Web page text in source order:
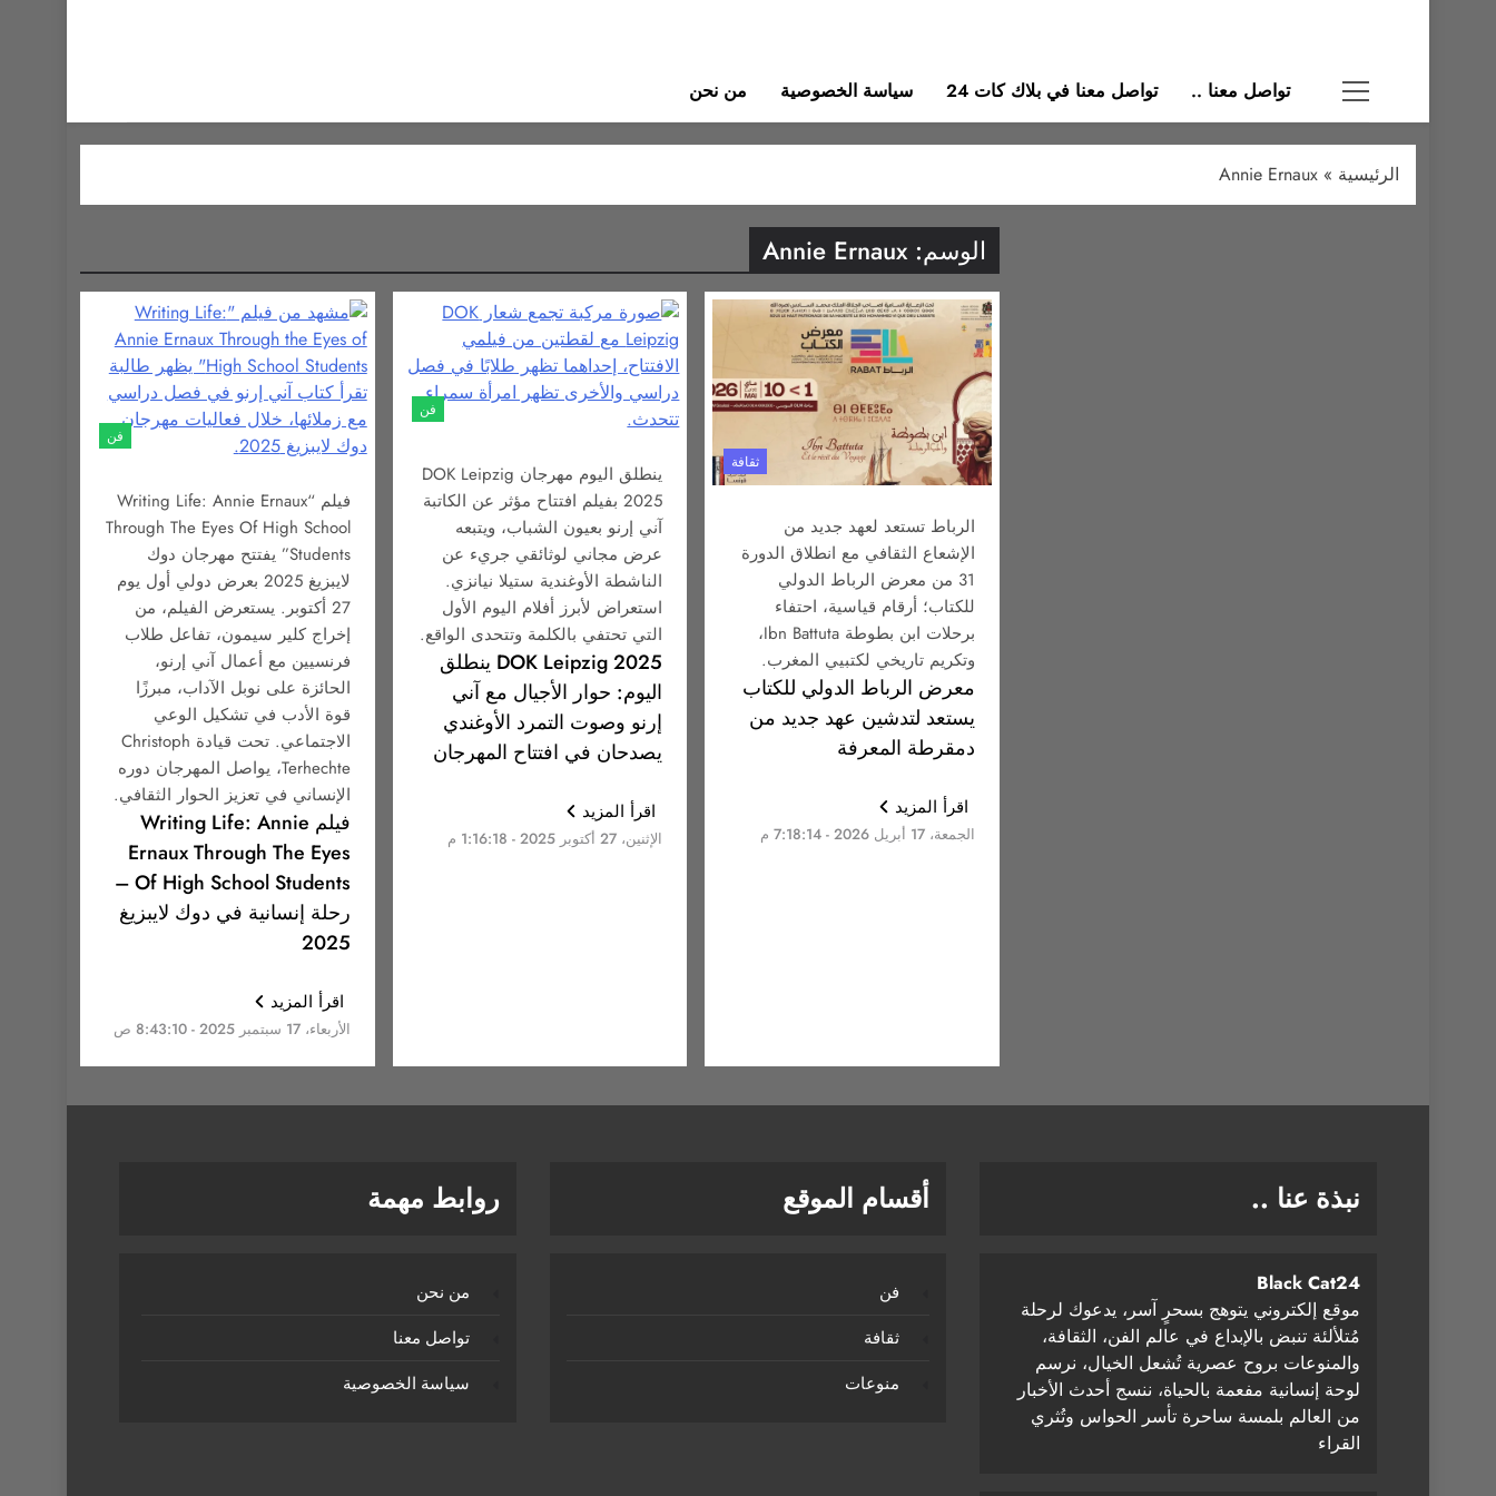
تواصل معنا .. تواصل معنا في بلاك كات 24 سياسة الخصوصية من نحن
الرئيسية »
Annie Ernaux
الوسم: Annie Ernaux
ثقافة
الرباط تستعد لعهد جديد من
الإشعاع الثقافي مع انطلاق الدورة
31 من معرض الرباط الدولي
للكتاب؛ أرقام قياسية، احتفاء
برحلات ابن بطوطة Ibn Battuta،
وتكريم تاريخي لكتبيي المغرب.
معرض الرباط الدولي للكتاب
يستعد لتدشين عهد جديد من
دمقرطة المعرفة
اقرأ المزيد
الجمعة، 17 أبريل 2026 - 7:18:14 م
فن
ينطلق اليوم مهرجان DOK Leipzig
2025 بفيلم افتتاح مؤثر عن الكاتبة
آني إرنو بعيون الشباب، ويتبعه
عرض مجاني لوثائقي جريء عن
الناشطة الأوغندية ستيلا نيانزي.
استعراض لأبرز أفلام اليوم الأول
التي تحتفي بالكلمة وتتحدى الواقع.
‏DOK Leipzig 2025 ينطلق
اليوم: حوار الأجيال مع آني
إرنو وصوت التمرد الأوغندي
يصدحان في افتتاح المهرجان
اقرأ المزيد
الإثنين، 27 أكتوبر 2025 - 1:16:18 م
فن
فيلم “Writing Life: Annie Ernaux
Through The Eyes Of High School
Students” يفتتح مهرجان دوك
لايبزيغ 2025 بعرض دولي أول يوم
27 أكتوبر. يستعرض الفيلم، من
إخراج كلير سيمون، تفاعل طلاب
فرنسيين مع أعمال آني إرنو،
الحائزة على نوبل الآداب، مبرزًا
قوة الأدب في تشكيل الوعي
الاجتماعي. تحت قيادة Christoph
Terhechte، يواصل المهرجان دوره
الإنساني في تعزيز الحوار الثقافي.
فيلم Writing Life: Annie
Ernaux Through The Eyes
Of High School Students –
رحلة إنسانية في دوك لايبزيغ
2025
اقرأ المزيد
الأربعاء، 17 سبتمبر 2025 - 8:43:10 ص
نبذة عنا ..
Black Cat24
موقع إلكتروني يتوهج بسحرٍ آسر، يدعوك لرحلة
مُتلألئة تنبض بالإبداع في عالم الفن، الثقافة،
والمنوعات بروح عصرية تُشعل الخيال، نرسم
لوحة إنسانية مفعمة بالحياة، ننسج أحدث الأخبار
من العالم بلمسة ساحرة تأسر الحواس وتُثري
القراء
أقسام الموقع
فن
ثقافة
منوعات
روابط مهمة
من نحن
تواصل معنا
سياسة الخصوصية